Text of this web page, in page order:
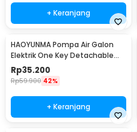
+ Keranjang
HAOYUNMA Pompa Air Galon
Elektrik One Key Detachable
1200mAh - K1
Rp35.200
Rp59.900 42%
+ Keranjang